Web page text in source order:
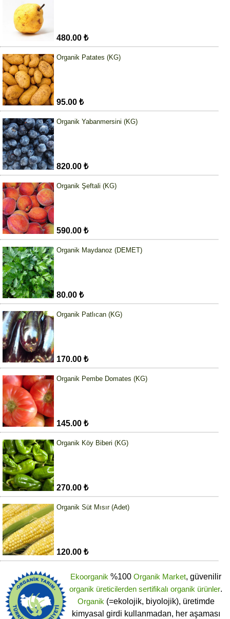
480.00 ₺
Organik Patates (KG)
95.00 ₺
Organik Yabanmersini (KG)
820.00 ₺
Organik Şeftali (KG)
590.00 ₺
Organik Maydanoz (DEMET)
80.00 ₺
Organik Patlıcan (KG)
170.00 ₺
Organik Pembe Domates (KG)
145.00 ₺
Organik Köy Biberi (KG)
270.00 ₺
Organik Süt Mısır (Adet)
120.00 ₺
Ekoorganik %100 Organik Market, güvenilir
organik üreticilerden sertifikalı organik ürünler.
Organik (=ekolojik, biyolojik), üretimde
kimyasal girdi kullanmadan, her aşaması